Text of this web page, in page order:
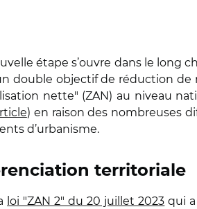
étape s’ouvre dans le long
double objectif de réduction de
nette" (ZAN) au niveau
) en raison des nombreuses
d’urbanisme.
territoriale
loi "ZAN 2" du 20 juillet 2023 qui